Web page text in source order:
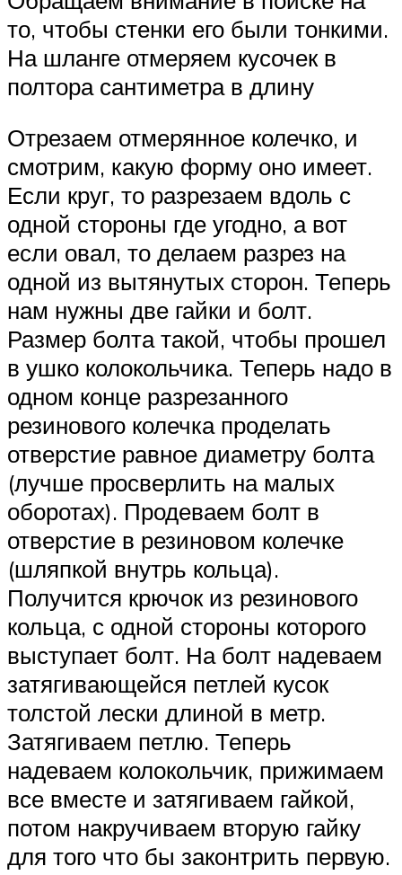
то, чтобы стенки его были тонкими.
На шланге отмеряем кусочек в
полтора сантиметра в длину
Отрезаем отмерянное колечко, и
смотрим, какую форму оно имеет.
Если круг, то разрезаем вдоль с
одной стороны где угодно, а вот
если овал, то делаем разрез на
одной из вытянутых сторон. Теперь
нам нужны две гайки и болт.
Размер болта такой, чтобы прошел
в ушко колокольчика. Теперь надо в
одном конце разрезанного
резинового колечка проделать
отверстие равное диаметру болта
(лучше просверлить на малых
оборотах). Продеваем болт в
отверстие в резиновом колечке
(шляпкой внутрь кольца).
Получится крючок из резинового
кольца, с одной стороны которого
выступает болт. На болт надеваем
затягивающейся петлей кусок
толстой лески длиной в метр.
Затягиваем петлю. Теперь
надеваем колокольчик, прижимаем
все вместе и затягиваем гайкой,
потом накручиваем вторую гайку
для того что бы законтрить первую.